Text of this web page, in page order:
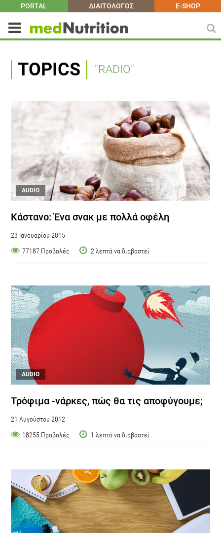
PORTAL ΔΙΑΙΤΟΛΟΓΟΣ E-SHOP
TOPICS "RADIO"
AUDIO
Κάστανο: Ένα σνακ με πολλά οφέλη
23 Ιανουαρίου 2015
77187 Προβολές
2 λεπτά να διαβαστεί
AUDIO
Τρόφιμα -νάρκες, πώς θα τις αποφύγουμε;
21 Αυγούστου 2012
18255 Προβολές
1 λεπτό να διαβαστεί